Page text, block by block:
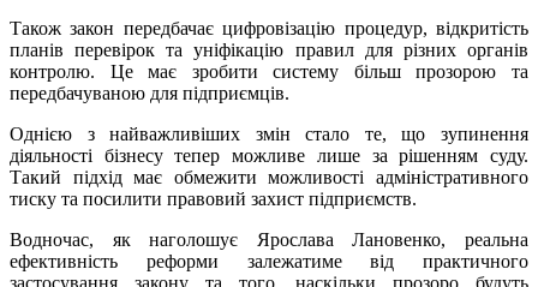
Також закон передбачає цифровізацію процедур, відкритість
планів перевірок та уніфікацію правил для різних органів
контролю. Це має зробити систему більш прозорою та
передбачуваною для підприємців.
Однією з найважливіших змін стало те, що зупинення
діяльності бізнесу тепер можливе лише за рішенням суду.
Такий підхід має обмежити можливості адміністративного
тиску та посилити правовий захист підприємств.
Водночас, як наголошує Ярослава Лановенко, реальна
ефективність реформи залежатиме від практичного